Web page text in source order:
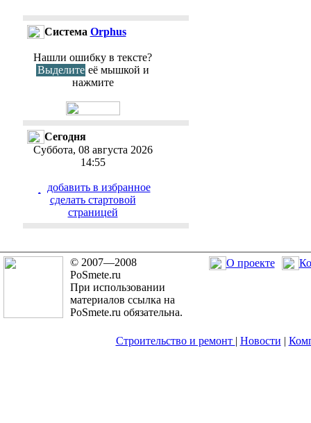
Cистема Orphus
Нашли ошибку в тексте?
Выделите её мышкой и
нажмите
Сегодня
Суббота, 08 августа 2026
14:55
добавить в избранное
cделать стартовой
страницей
© 2007—2008
PoSmete.ru
При использовании
материалов ссылка на
PoSmete.ru обязательна.
О проекте
Строительство и ремонт | Новости |